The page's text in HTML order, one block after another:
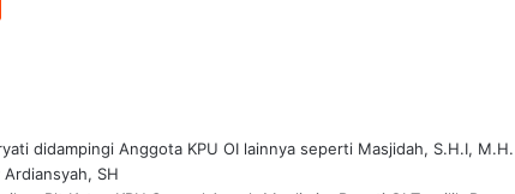
didampingi Anggota KPU OI lainnya seperti Masjidah, S.H.I, M.H.
SH